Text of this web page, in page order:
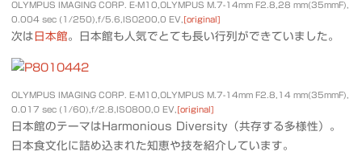
OLYMPUS IMAGING CORP. E-M10,OLYMPUS M.7-14mm F2.8,28 mm(35mmF),
0.004 sec (1/250),f/5.6,ISO200,0 EV, [original]
次は 日本館。日本館も人気でとても長い行列ができていました。
OLYMPUS IMAGING CORP. E-M10,OLYMPUS M.7-14mm F2.8,14 mm(35mmF),
0.017 sec (1/60),f/2.8,ISO800,0 EV, [original]
日本館のテーマはHarmonious Diversity（共存する多様性）。
日本食文化に詰め込まれた知恵や技を紹介しています。